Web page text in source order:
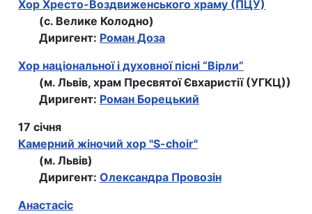
Хор Хресто-Воздвиженського храму (ПЦУ)
(с. Велике Колодно)
Диригент: Роман Доза
Хор національної і духовної пісні “Вірли”
(м. Львів, храм Пресвятої Євхаристії (УГКЦ))
Диригент: Роман Борецький
17 січня
Камерний жіночий хор "S-choir"
(м. Львів)
Диригент: Олександра Провозін
Анастасiс